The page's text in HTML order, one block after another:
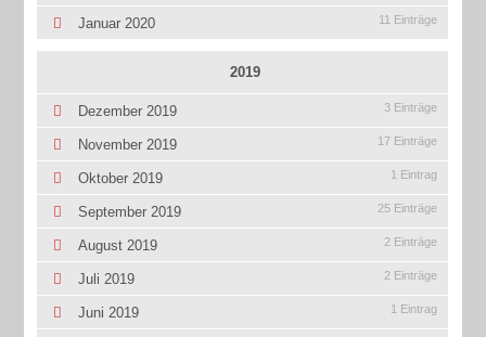
Januar 2020 11 Einträge
2019
Dezember 2019 3 Einträge
November 2019 17 Einträge
Oktober 2019 1 Eintrag
September 2019 25 Einträge
August 2019 2 Einträge
Juli 2019 2 Einträge
Juni 2019 1 Eintrag